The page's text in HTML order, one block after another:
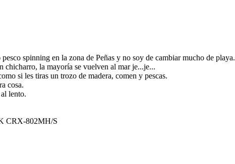
spinning en la zona de Peñas y no soy de cambiar mucho de playa.
la mayoría se vuelven al mar je...je...
si les tiras un trozo de madera, comen y pescas.
cosa.
lento.
CRX-802MH/S